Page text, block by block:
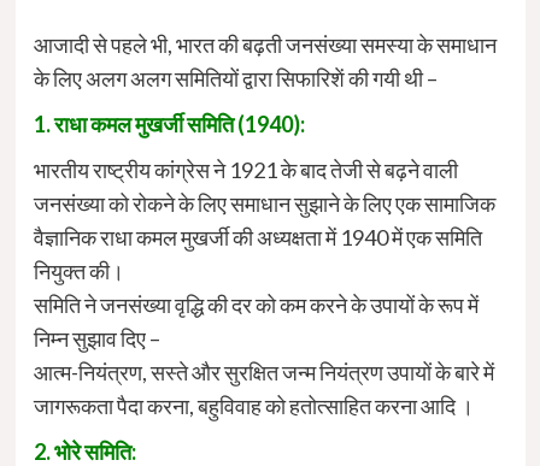
आजादी से पहले भी, भारत की बढ़ती जनसंख्या समस्या के समाधान
के लिए अलग अलग समितियों द्वारा सिफारिशें की गयी थी –
1. राधा कमल मुखर्जी समिति (1940):
भारतीय राष्ट्रीय कांग्रेस ने 1921 के बाद तेजी से बढ़ने वाली
जनसंख्या को रोकने के लिए समाधान सुझाने के लिए एक सामाजिक
वैज्ञानिक राधा कमल मुखर्जी की अध्यक्षता में 1940 में एक समिति
नियुक्त की।
समिति ने जनसंख्या वृद्धि की दर को कम करने के उपायों के रूप में
निम्न सुझाव दिए –
आत्म-नियंत्रण, सस्ते और सुरक्षित जन्म नियंत्रण उपायों के बारे में
जागरूकता पैदा करना, बहुविवाह को हतोत्साहित करना आदि ।
2. भोरे समिति: